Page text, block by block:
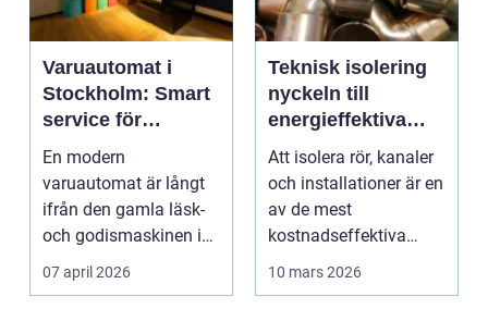
Varuautomat i
Stockholm: Smart
service för
arbetsplatsen
En modern
varuautomat är långt
ifrån den gamla läsk-
och godismaskinen i
h&oum...
07 april 2026
Teknisk isolering
nyckeln till
energieffektiva
och säkra
installationer
Att isolera rör, kanaler
och installationer är en
av de mest
kostnadseffektiva
åtgärderna för att sp...
10 mars 2026